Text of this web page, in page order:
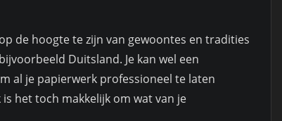
de hoogte te zijn van gewoontes en tradities
Duitsland. Je kan wel een
al je papierwerk professioneel te laten
het toch makkelijk om wat van je